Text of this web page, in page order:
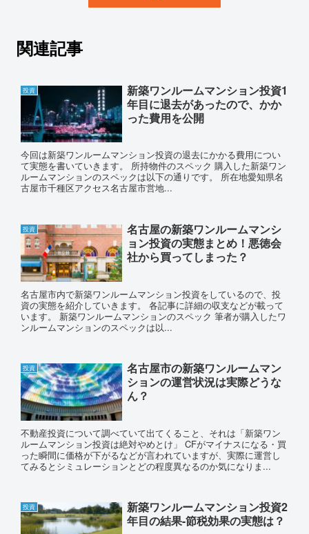
関連記事
投資
新築ワンルームマンション投資1
年目に退去があったので、かか
った費用を公開
今回は新築ワンルームマンション投資の退去にかかる費用につい
て実態を書いていきます。 所持物件のスペック 購入した新築ワン
ルームマンションのスペックは以下の通りです。 所在地愛知県名
古屋市千種区アクセス名古屋市営地...
投資
名古屋の新築ワンルームマンシ
ョン投資の実態まとめ！悪徳会
社から買ってしまった？
名古屋市内で新築ワンルームマンション投資をしているので、投
資の実態を紹介していきます。 各記事に詳細の収支などが載って
います。 新築ワンルームマンションのスペック 筆者が購入したワ
ンルームマンションのスペックは以...
投資
名古屋市の新築ワンルームマン
ションの運営状況は実際どうな
ん？
不動産投資について調べていて出てくること、それは「新築ワン
ルームマンション投資は絶対やめとけ」 CFがマイナスになる・買
った瞬間に価格が下がるなどが言われていますが、実際に運営し
てみるとシミュレーションとどの程度異なるのか気になりま...
投資
新築ワンルームマンション投資2
年目の結果-節税効果の実態は？